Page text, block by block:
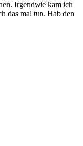
Irgendwie kam ich
das mal tun. Hab den